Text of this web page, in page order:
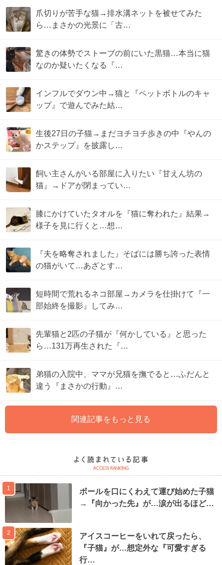
爪切りが苦手な猫→排水溝ネットを被せてみた
ら…まさかの光景に「古…
驚きの体勢でストーブの前にいた黒猫…本当に猫
なのか疑いたくなる『…
インフルでダウン中→猫と『ペットボトルのキャ
ップ』で遊んでみた結…
生後27日の子猫→まだヨチヨチ歩きの中『やんの
かステップ』を披露し…
飼い主さんがいる部屋に入りたい『甘えん坊の
猫』→ドアが閉まってい…
膝にかけていたタオルを『猫に奪われた』結果→
様子を見に行くと…想…
『夫を略奪されました』そばには勝ち誇った表情
の猫がいて…あざとす…
短時間で荒れるネコ部屋→カメラを仕掛けて『一
部始終を撮影』してみ…
先輩猫と2匹の子猫が『何かしている』と思った
ら…131万再生された『…
弟猫の入院中、ママが兄猫を撫でると…ふだんと
違う『まさかの行動』…
関連記事をもっと見る
1
ボールを口にくわえて運び始めた子猫
→『向かった先』が…涙が出るほど…
2
アイスコーヒーをいれて戻ったら、
『子猫』が…想定外な『可愛すぎる
行…